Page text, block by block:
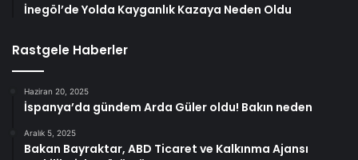
İnegöl’de Yolda Kayganlık Kazaya Neden Oldu
Rastgele Haberler
Haziran 20, 2025
İspanya’da gündem Arda Güler oldu! Bakın neden
Aralık 5, 2025
Bakan Bayraktar, ABD Ticaret ve Kalkınma Ajansı